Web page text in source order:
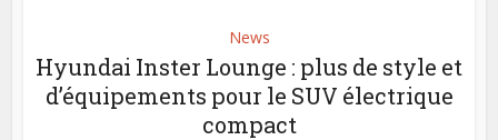
News
Hyundai Inster Lounge : plus de style et
d’équipements pour le SUV électrique
compact